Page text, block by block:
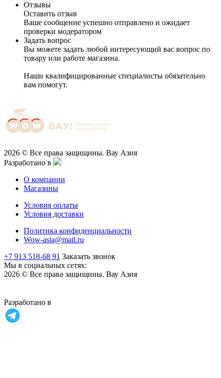
Отзывы
Оставить отзыв
Ваше сообщение успешно отправлено и ожидает
проверки модератором
Задать вопрос
Вы можете задать любой интересующий вас вопрос по
товару или работе магазина.
Наши квалифицированные специалисты обязательно
вам помогут.
2026 © Все права защищины. Вау Азия
Разработано в
О компании
Магазины
Условия оплаты
Условия доставки
Политика конфиденциальности
Wow-asia@mail.ru
+7 913 518-68 91 Заказать звонок
Мы в социальных сетях:
2026 © Все права защищины. Вау Азия
Разработано в